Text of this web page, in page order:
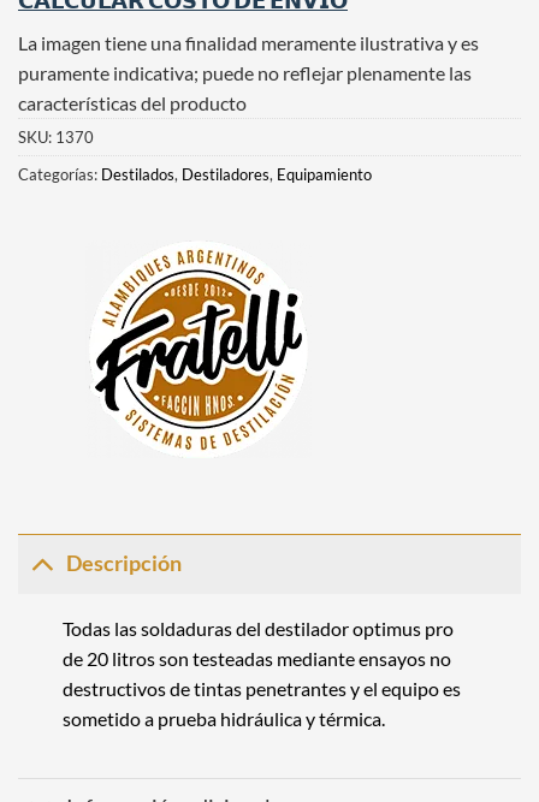
La imagen tiene una finalidad meramente ilustrativa y es
puramente indicativa; puede no reflejar plenamente las
características del producto
SKU: 1370
Categorías: Destilados, Destiladores, Equipamiento
Descripción
Todas las soldaduras del destilador optimus pro
de 20 litros son testeadas mediante ensayos no
destructivos de tintas penetrantes y el equipo es
sometido a prueba hidráulica y térmica.